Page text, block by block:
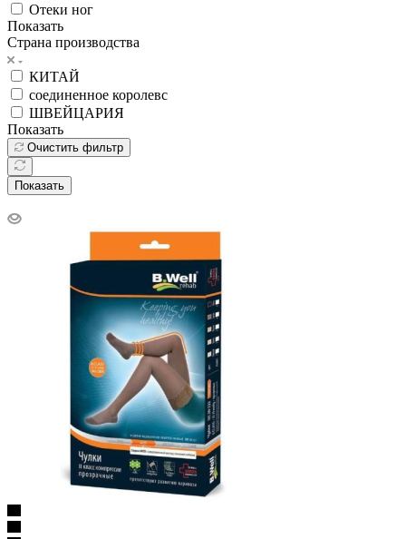
Отеки ног
Показать
Страна производства
КИТАЙ
соединенное королевс
ШВЕЙЦАРИЯ
Показать
Очистить фильтр
Показать